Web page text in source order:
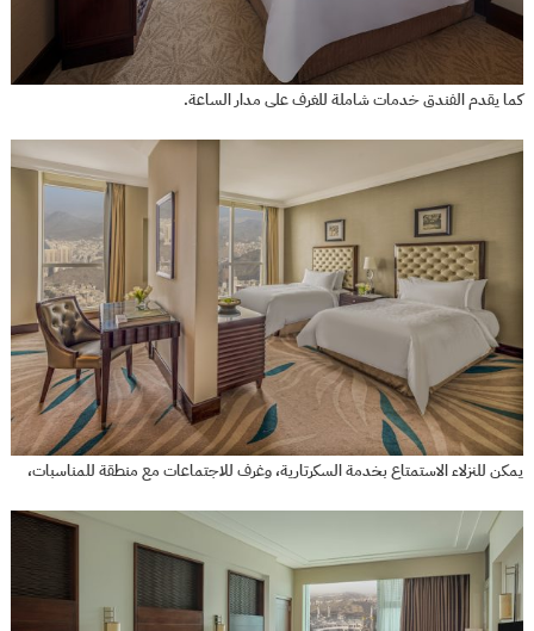
كما يقدم الفندق خدمات شاملة للغرف على مدار الساعة.
يمكن للنزلاء الاستمتاع بخدمة السكرتارية، وغرف للاجتماعات مع منطقة للمناسبات،